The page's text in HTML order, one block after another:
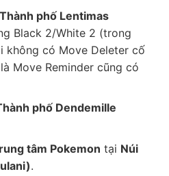
Thành phố Lentimas
Black 2/White 2 (trong
không có Move Deleter cố
Move Reminder cũng có
phố Dendemille
tâm Pokemon tại Núi
.